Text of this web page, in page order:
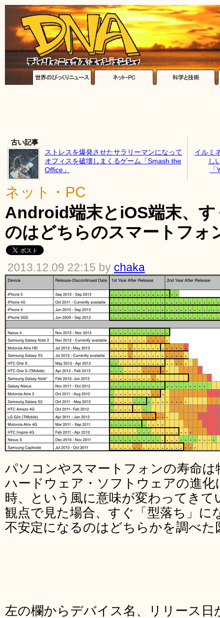
古い記事
ストレスを爆発させたサラリーマンになって
オフィスを破壊しまくるゲーム「Smash the
Office」
イルミ
し
ネット・PC
Android端末とiOS端末、
のはどちらのスマートフォ
2013.12.09 22:15 by chaka
パソコンやスマートフォンの寿命
ハードウェア・ソフトウェアの進
時、という風に意味が変わってき
観点で見た場合、すぐ「型落ち」に
不安定になるのはどちらかを調べ
左の欄からデバイス名、リリース日